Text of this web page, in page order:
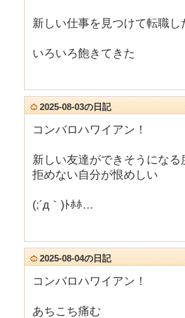
新しい仕事を見つけて転職し
いろいろ飽きてきた
2025-08-03の日記
コンバロハワイアン！
新しい友達ができそうになる
拒めない自分が恨めしい
(;´д｀)ﾄﾎﾎ…
2025-08-04の日記
コンバロハワイアン！
あちこち痛む